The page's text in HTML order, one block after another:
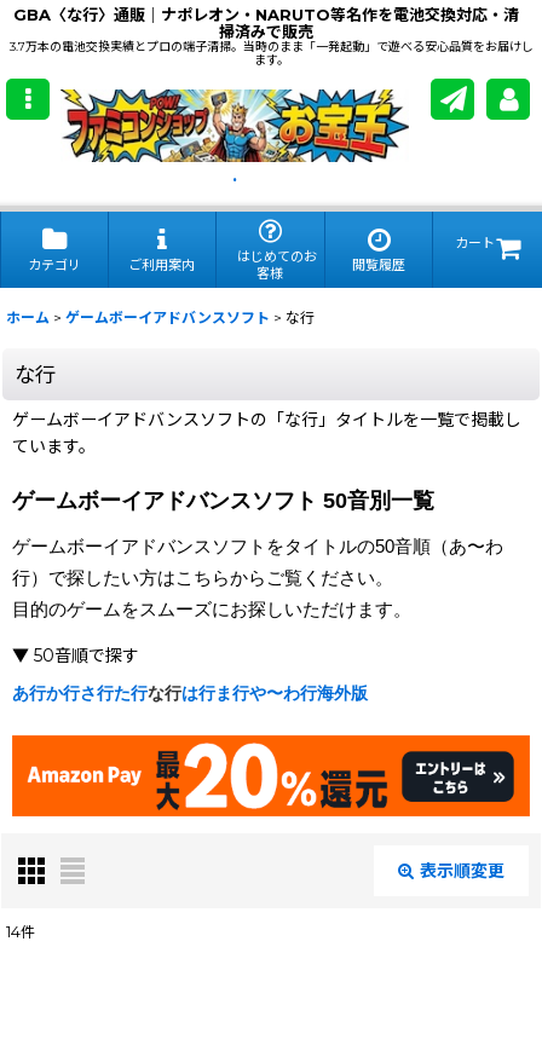
GBA〈な行〉通販｜ナポレオン・NARUTO等名作を電池交換対応・清
掃済みで販売
3.7万本の電池交換実績とプロの端子清掃。当時のまま「一発起動」で遊べる安心品質をお届けし
ます。
.
カテゴリ ご利用案内
はじめてのお
客様
閲覧履歴
カート
ホーム > ゲームボーイアドバンスソフト > な行
な行
ゲームボーイアドバンスソフトの「な行」タイトルを一覧で掲載し
ています。
ゲームボーイアドバンスソフト 50音別一覧
ゲームボーイアドバンスソフトをタイトルの50音順（あ〜わ
行）で探したい方はこちらからご覧ください。
目的のゲームをスムーズにお探しいただけます。
▼ 50音順で探す
あ行か行さ行た行な行は行ま行や〜わ行海外版
表示順変更
14件